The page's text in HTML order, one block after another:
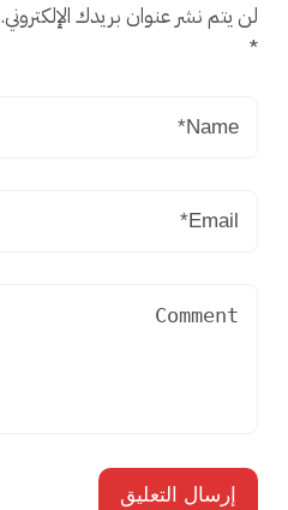
لن يتم نشر عنوان بريدك الإلكتروني.
*